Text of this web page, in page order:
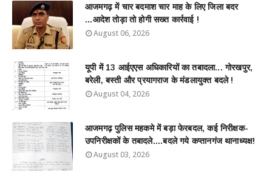
आजमगढ़ में चार बदमाश चार माह के लिए जिला बदर
...आदेश तोड़ा तो होगी सख्त कार्रवाई !
August 06, 2026
यूपी में 13 आईएएस अधिकारियों का तबादला... गोरखपुर,
बरेली, बस्ती और प्रयागराज के मंडलायुक्त बदले !
August 04, 2026
आजमगढ़ पुलिस महकमे में बड़ा फेरबदल, कई निरीक्षक-
उपनिरीक्षकों के तबादले....बदले गये कप्तानगंज थानाध्यक्ष!
August 03, 2026